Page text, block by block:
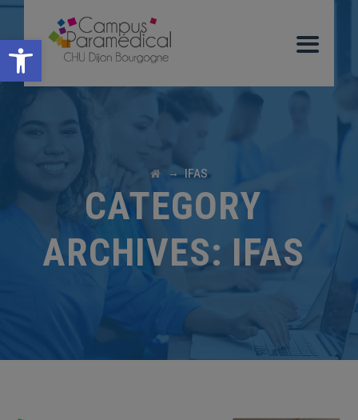
Ouvrir la barre d’outils
→ IFAS
CATEGORY
ARCHIVES: IFAS